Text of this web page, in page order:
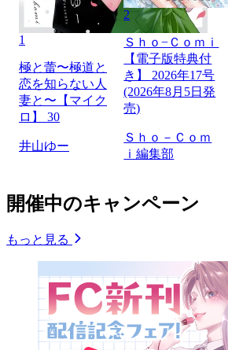
1
極と蕾〜極道と
恋を知らない人
妻と〜【マイク
ロ】 30
井山ゆー
2
Ｓｈｏ−Ｃｏｍｉ
【電子版特典付
き】 2026年17号
(2026年8月5日発
売)
Ｓｈｏ－Ｃｏｍ
ｉ編集部
開催中のキャンペーン
もっと見る